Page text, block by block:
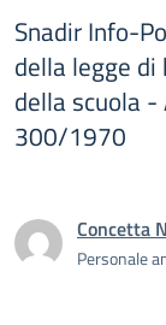
Snadir Info-
della legge
della scuola
300/1970
Concetta
Personale